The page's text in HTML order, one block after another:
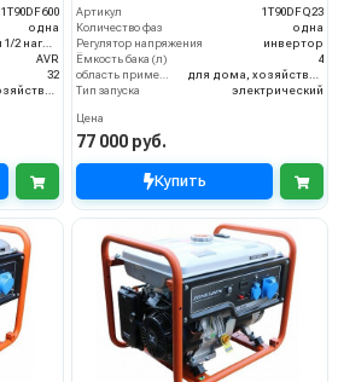
1T90DF600
одна
13 (при 1/2 нагрузки)
AVR
32
для дома, хозяйства и малого бизнеса
Артикул
1T90DFQ23
Количество фаз
одна
Регулятор напряжения
инвертор
Ёмкость бака (л)
4
область применения
для дома, хозяйства и малого бизнеса
Тип запуска
электрический
Цена
77 000 руб.
Купить